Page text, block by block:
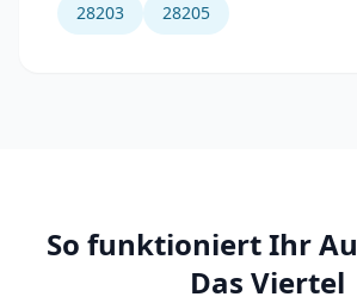
28203 28205
So funktioniert Ihr
Das Viertel